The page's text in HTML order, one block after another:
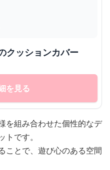
クッションカバー
を見る
を組み合わせた個性的なデ
です。
ことで、遊び心のある空間